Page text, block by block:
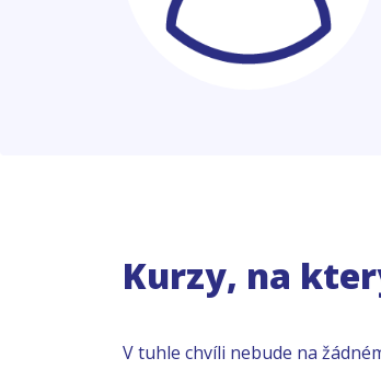
Kurzy, na
V tuhle chvíli nebude na